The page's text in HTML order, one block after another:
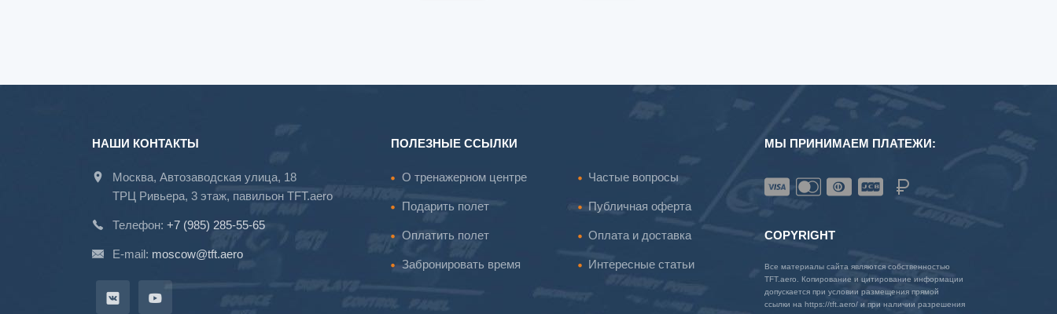
НАШИ КОНТАКТЫ
Москва, Автозаводская улица, 18
ТРЦ Ривьера, 3 этаж, павильон TFT.aero
Телефон: +7 (985) 285-55-65
E-mail: moscow@tft.aero
ПОЛЕЗНЫЕ ССЫЛКИ
О тренажерном центре
Подарить полет
Оплатить полет
Забронировать время
Частые вопросы
Публичная оферта
Оплата и доставка
Интересные статьи
МЫ ПРИНИМАЕМ ПЛАТЕЖИ:
COPYRIGHT
Все материалы сайта являются собственностью
TFT.aero. Копирование и цитирование информации
допускается при условии размещения прямой
ссылки на https://tft.aero/ и при наличии разрешения